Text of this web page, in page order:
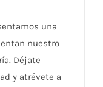
una
nuestro
Déjate
y atrévete a